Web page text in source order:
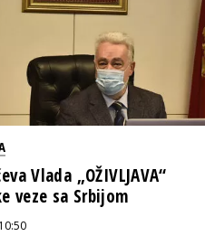
Vlada „OŽIVLJAVA“
veze sa Srbijom